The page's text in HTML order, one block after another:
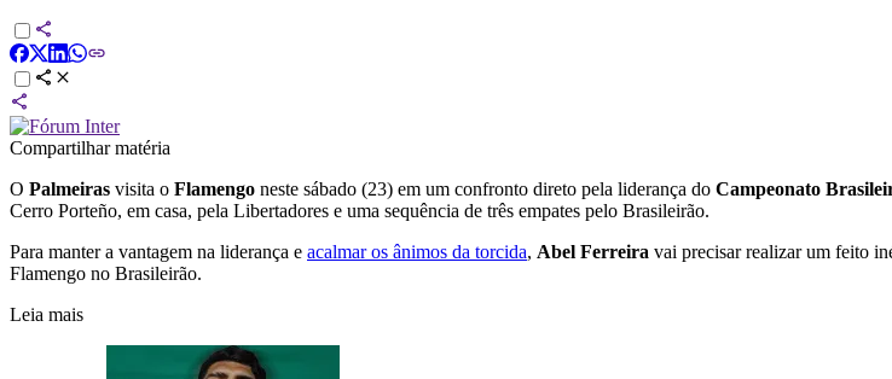
Compartilhar matéria
O Palmeiras visita o Flamengo neste sábado (23) em um confronto direto pela liderança do Campeonato
Cerro Porteño, em casa, pela Libertadores e uma sequência de três empates pelo Brasileirão.
Para manter a vantagem na liderança e acalmar os ânimos da torcida, Abel Ferreira vai precisar realizar um feito
Flamengo no Brasileirão.
Leia mais